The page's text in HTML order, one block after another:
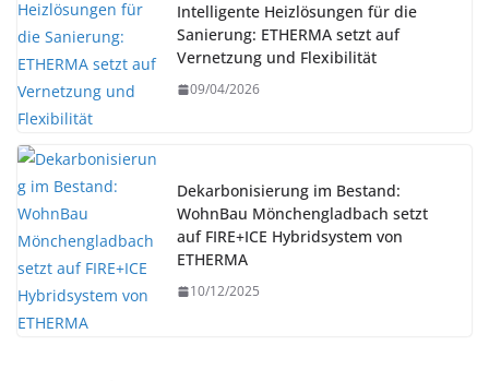
Intelligente Heizlösungen für die
Sanierung: ETHERMA setzt auf
Vernetzung und Flexibilität
09/04/2026
Dekarbonisierung im Bestand:
WohnBau Mönchengladbach setzt
auf FIRE+ICE Hybridsystem von
ETHERMA
10/12/2025